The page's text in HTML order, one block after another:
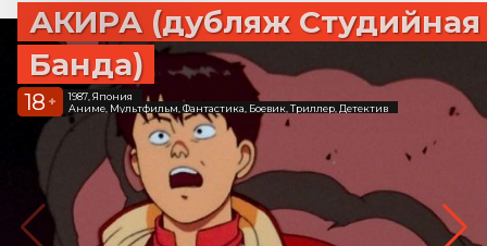
АКИРА (дубляж Студийная
Банда)
18 +
1987, Япония
Аниме, Мультфильм, Фантастика, Боевик, Триллер, Детектив